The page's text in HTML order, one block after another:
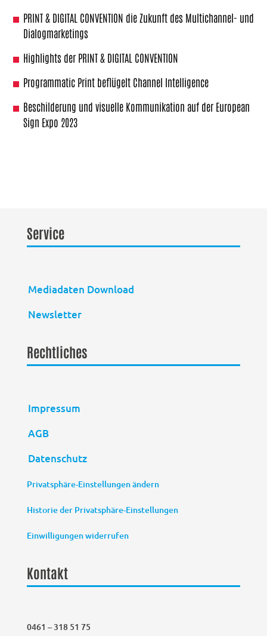
PRINT & DIGITAL CONVENTION die Zukunft des Multichannel- und
Dialogmarketings
Highlights der PRINT & DIGITAL CONVENTION
Programmatic Print beflügelt Channel Intelligence
Beschilderung und visuelle Kommunikation auf der European
Sign Expo 2023
Service
Mediadaten Download
Newsletter
Rechtliches
Impressum
AGB
Datenschutz
Privatsphäre-Einstellungen ändern
Historie der Privatsphäre-Einstellungen
Einwilligungen widerrufen
Kontakt
0461 – 318 51 75